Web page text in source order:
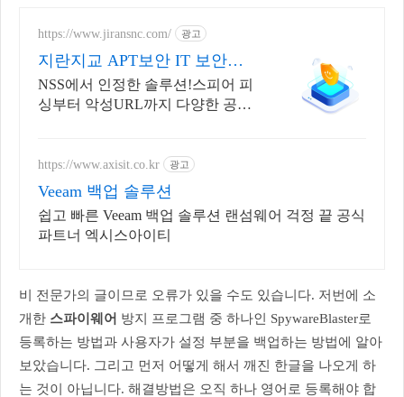
https://www.jiransnc.com/ 광고
지란지교 APT보안 IT 보안솔
루션 전문기업
NSS에서 인정한 솔루션!스피어 피
싱부터 악성URL까지 다양한 공격
https://www.axisit.co.kr 광고
Veeam 백업 솔루션
쉽고 빠른 Veeam 백업 솔루션 랜섬웨어 걱정 끝 공식
파트너 엑시스아이티
비 전문가의 글이므로 오류가 있을 수도 있습니다. 저번에 소
개한 스파이웨어 방지 프로그램 중 하나인 SpywareBlaster로
등록하는 방법과 사용자가 설정 부분을 백업하는 방법에 알아
보았습니다. 그리고 먼저 어떻게 해서 깨진 한글을 나오게 하
는 것이 아닙니다. 해결방법은 오직 하나 영어로 등록해야 합